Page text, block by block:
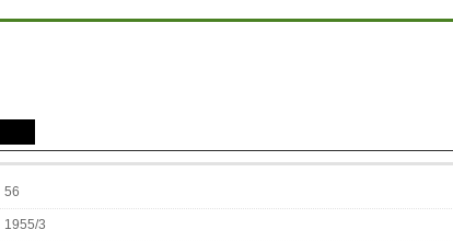
56
1955/3